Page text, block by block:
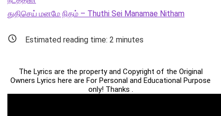
துதிசெய் மனமே நிதம் – Thuthi Sei Manamae Nitham
Estimated reading time: 2 minutes
The Lyrics are the property and Copyright of the Original
Owners Lyrics here are For Personal and Educational Purpose
only! Thanks .